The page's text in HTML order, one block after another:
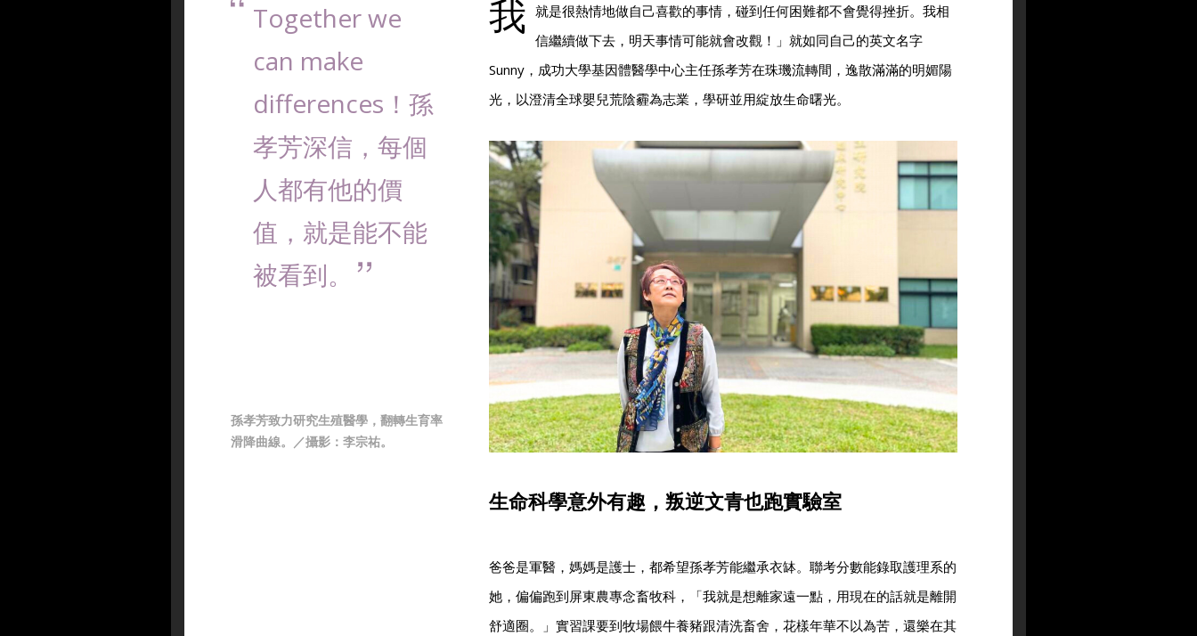
Together we
can make
differences！孫
孝芳深信，每個
人都有他的價
值，就是能不能
被看到。
我 就是很熱情地做自己喜歡的事情，碰到任何困難都不會覺得挫折。我相
信繼續做下去，明天事情可能就會改觀！」就如同自己的英文名字
Sunny，成功大學基因體醫學中心主任孫孝芳在珠璣流轉間，逸散滿滿的明媚陽
光，以澄清全球嬰兒荒陰霾為志業，學研並用綻放生命曙光。
孫孝芳致力研究生殖醫學，翻轉生育率
滑降曲線。／攝影：李宗祐。
生命科學意外有趣，叛逆文青也跑實驗室
爸爸是軍醫，媽媽是護士，都希望孫孝芳能繼承衣缽。聯考分數能錄取護理系的
她，偏偏跑到屏東農專念畜牧科，「我就是想離家遠一點，用現在的話就是離開
舒適圈。」實習課要到牧場餵牛養豬跟清洗畜舍，花樣年華不以為苦，還樂在其